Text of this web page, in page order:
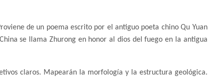
de un poema escrito por el antiguo poeta chino Qu Yuan
se llama Zhurong en honor al dios del fuego en la antigua
claros. Mapearán la morfología y la estructura geológica.